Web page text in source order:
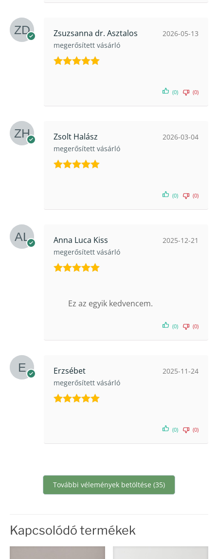
Zsuzsanna dr. Asztalos
megerősített vásárló
2026-05-13
(0) (0)
Zsolt Halász
megerősített vásárló
2026-03-04
(0) (0)
Anna Luca Kiss
megerősített vásárló
2025-12-21
Ez az egyik kedvencem.
(0) (0)
Erzsébet
megerősített vásárló
2025-11-24
(0) (0)
További vélemények betöltése (35)
Kapcsolódó termékek